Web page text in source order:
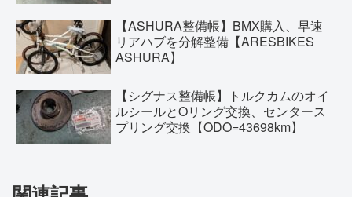
【ASHURA整備帳】BMX購入、早速
リアハブを分解整備【ARESBIKES
ASHURA】
【シグナス整備帳】トルクカムのオイ
ルシールとOリング交換、センタース
プリング交換【ODO=43698km】